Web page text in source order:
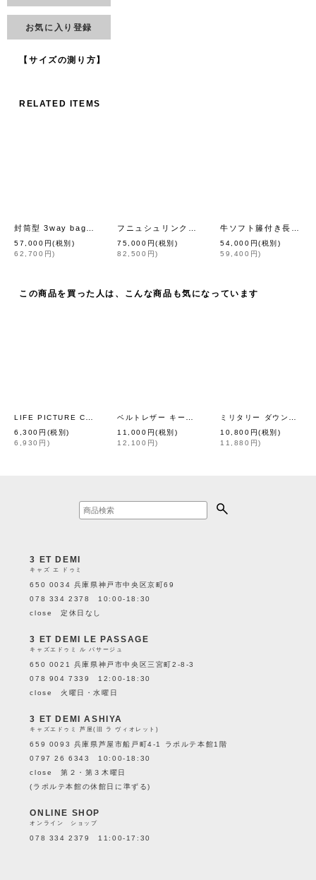
お気に入り登録
【サイズの測り方】
RELATED ITEMS
[eb.a.gos]
57,000 円(税別)
62,700 円)
75,000 円(税別)
82,500 円)
54,000 円(税別)
59,400 円)
この商品を買った人は、こんな商品も気になっています
[GOOD ROCK
6,300 円 (税別)
6,930 円 )
[eb.a.gos
11,000 円(税別)
12,100 円)
10,800 円(税別)
11,880 円)
3 ET DEMI
キャズ エ ドゥミ
650 0034 兵庫県神戸市中央区京町69
078 334 2378 10:00-18:30
close 定休日なし
3 ET DEMI LE PASSAGE
キャズエドゥミ ル パサージュ
650 0021 兵庫県神戸市中央区三宮町2-8-3
078 904 7339 12:00-18:30
close 火曜日・水曜日
3 ET DEMI ASHIYA
キャズエドゥミ 芦屋(旧 ラ ヴィオレット)
659 0093 兵庫県芦屋市船戸町4-1 ラポルテ本館1階
0797 26 6343 10:00-18:30
close 第２・第３木曜日
(ラポルテ本館の休館日に準ずる)
ONLINE SHOP
オンライン ショップ
078 334 2379 11:00-17:30